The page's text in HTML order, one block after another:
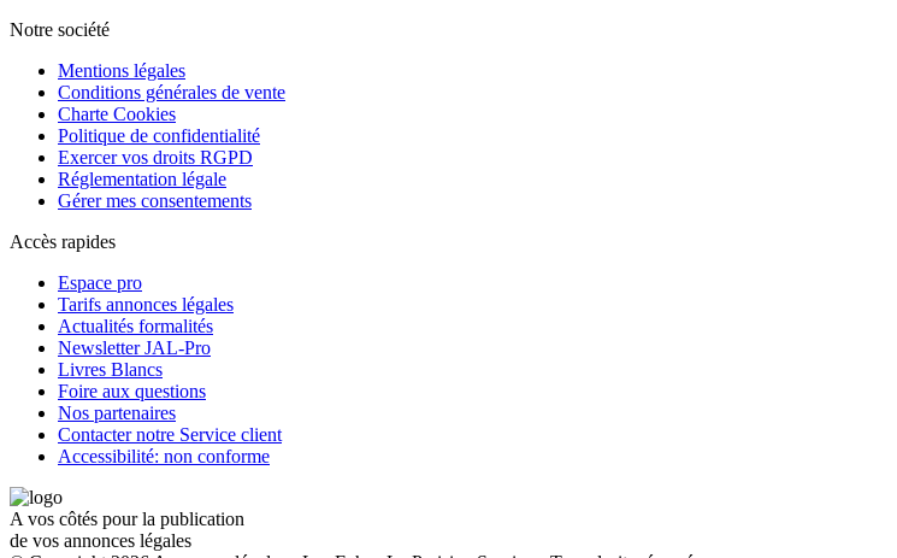
Notre société
Mentions légales
Conditions générales de vente
Charte Cookies
Politique de confidentialité
Exercer vos droits RGPD
Réglementation légale
Gérer mes consentements
Accès rapides
Espace pro
Tarifs annonces légales
Actualités formalités
Newsletter JAL-Pro
Livres Blancs
Foire aux questions
Nos partenaires
Contacter notre Service client
Accessibilité: non conforme
A vos côtés pour la publication
de vos annonces légales